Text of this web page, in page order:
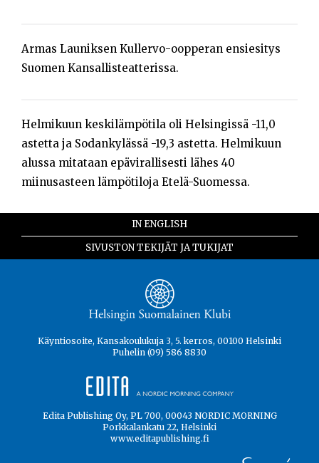
Armas Launiksen Kullervo-oopperan ensiesitys
Suomen Kansallisteatterissa.
Helmikuun keskilämpötila oli Helsingissä -11,0
astetta ja Sodankylässä -19,3 astetta. Helmikuun
alussa mitataan epävirallisesti lähes 40
miinusasteen lämpötiloja Etelä-Suomessa.
IN ENGLISH
SIVUSTON TEKIJÄT JA TUKIJAT
Käyntiosoite, Kansakoulukuja 3, 5. kerros, 00100 Helsinki
Puhelin (09) 586 8830
Edita Publishing Oy, PL 700, 00043 NORDIC MORNING
Porkkalankatu 22, Helsinki
www.editapublishing.fi